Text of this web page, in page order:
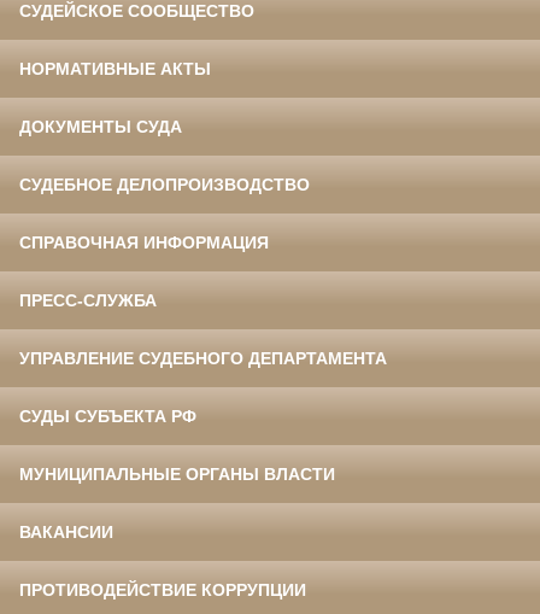
СУДЕЙСКОЕ СООБЩЕСТВО
НОРМАТИВНЫЕ АКТЫ
ДОКУМЕНТЫ СУДА
СУДЕБНОЕ ДЕЛОПРОИЗВОДСТВО
СПРАВОЧНАЯ ИНФОРМАЦИЯ
ПРЕСС-СЛУЖБА
УПРАВЛЕНИЕ СУДЕБНОГО ДЕПАРТАМЕНТА
СУДЫ СУБЪЕКТА РФ
МУНИЦИПАЛЬНЫЕ ОРГАНЫ ВЛАСТИ
ВАКАНСИИ
ПРОТИВОДЕЙСТВИЕ КОРРУПЦИИ